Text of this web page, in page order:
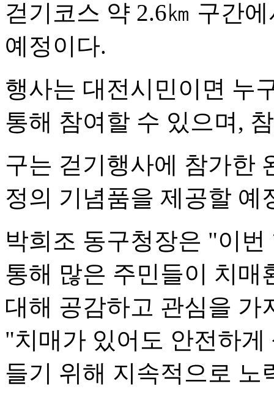
걷기코스 약 2.6㎞ 구간
예정이다.
행사는 대전시민이면 누
통해 참여할 수 있으며,
구는 걷기행사에 참가한
정의 기념품을 제공할 예
박희조 동구청장은 "이
통해 많은 주민들이 치매
대해 공감하고 관심을
"치매가 있어도 안전하
들기 위해 지속적으로 노